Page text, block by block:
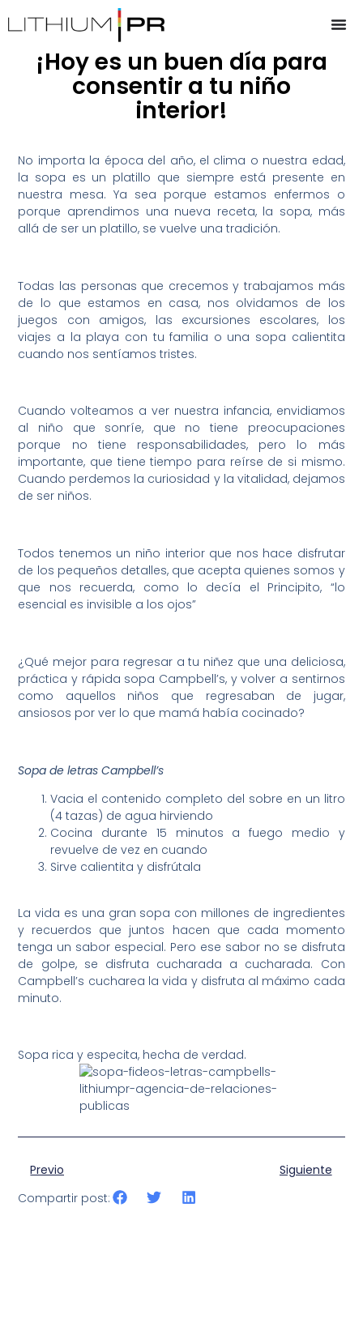
¡Hoy es un buen día para
consentir a tu niño
interior!
No importa la época del año, el clima o nuestra edad,
la sopa es un platillo que siempre está presente en
nuestra mesa. Ya sea porque estamos enfermos o
porque aprendimos una nueva receta, la sopa, más
allá de ser un platillo, se vuelve una tradición.
Todas las personas que crecemos y trabajamos más
de lo que estamos en casa, nos olvidamos de los
juegos con amigos, las excursiones escolares, los
viajes a la playa con tu familia o una sopa calientita
cuando nos sentíamos tristes.
Cuando volteamos a ver nuestra infancia, envidiamos
al niño que sonríe, que no tiene preocupaciones
porque no tiene responsabilidades, pero lo más
importante, que tiene tiempo para reírse de si mismo.
Cuando perdemos la curiosidad y la vitalidad, dejamos
de ser niños.
Todos tenemos un niño interior que nos hace disfrutar
de los pequeños detalles, que acepta quienes somos y
que nos recuerda, como lo decía el Principito, “lo
esencial es invisible a los ojos”
¿Qué mejor para regresar a tu niñez que una deliciosa,
práctica y rápida sopa Campbell’s, y volver a sentirnos
como aquellos niños que regresaban de jugar,
ansiosos por ver lo que mamá había cocinado?
Sopa de letras Campbell’s
Vacia el contenido completo del sobre en un litro
(4 tazas) de agua hirviendo
Cocina durante 15 minutos a fuego medio y
revuelve de vez en cuando
Sirve calientita y disfrútala
La vida es una gran sopa con millones de ingredientes
y recuerdos que juntos hacen que cada momento
tenga un sabor especial. Pero ese sabor no se disfruta
de golpe, se disfruta cucharada a cucharada. Con
Campbell’s cucharea la vida y disfruta al máximo cada
minuto.
Sopa rica y especita, hecha de verdad.
Previo
Siguiente
Compartir post: